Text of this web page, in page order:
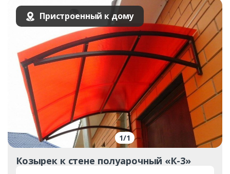
Ваш телефон*
Комментарий к заказу
Пристроенный к дому
1/1
Козырек к стене полуарочный «К-3»